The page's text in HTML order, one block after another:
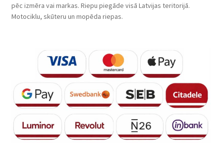
pēc izmēra vai markas. Riepu piegāde visā Latvijas teritorijā.
Motociklu, skūteru un mopēda riepas.